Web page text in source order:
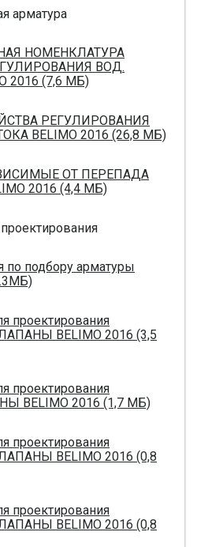
арматура
НОМЕНКЛАТУРА
ВОД.
2016 (7,6 МБ)
РЕГУЛИРОВАНИЯ
BELIMO 2016 (26,8 МБ)
ОТ ПЕРЕПАДА
2016 (4,4 МБ)
по подбору арматуры
проектирования
BELIMO 2016 (3,5
проектирования
BELIMO 2016 (1,7 МБ)
проектирования
BELIMO 2016 (0,8
проектирования
BELIMO 2016 (0,8